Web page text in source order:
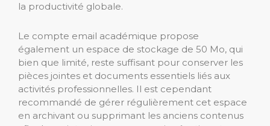
la productivité globale.
Le compte email académique propose
également un espace de stockage de 50 Mo, qui
bien que limité, reste suffisant pour conserver les
pièces jointes et documents essentiels liés aux
activités professionnelles. Il est cependant
recommandé de gérer régulièrement cet espace
en archivant ou supprimant les anciens contenus